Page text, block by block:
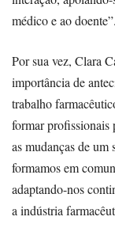
médico e ao doente”.
Por sua vez, Clara
importância de
trabalho
formar profissionais
as mudanças de um
formamos em
adaptando-nos
a indústria